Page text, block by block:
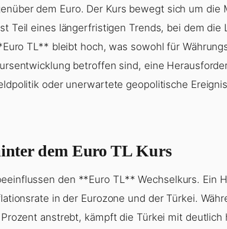
dem Euro. Der Kurs bewegt sich um die
Teil eines längerfristigen Trends, bei dem die
TL** bleibt hoch, was sowohl für
betroffen sind, eine
oder unerwartete geopolitische
dem Euro TL Kurs
den **Euro TL** Wechselkurs. Ein
in der Eurozone und der Türkei.
anstrebt, kämpft die Türkei mit deutlich